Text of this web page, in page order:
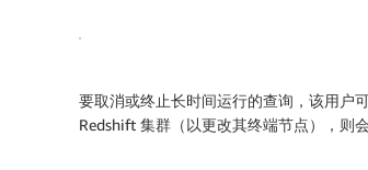
要取消或终止长时间运行的查询，该用户
Redshift 集群（以更改其终端节点），则